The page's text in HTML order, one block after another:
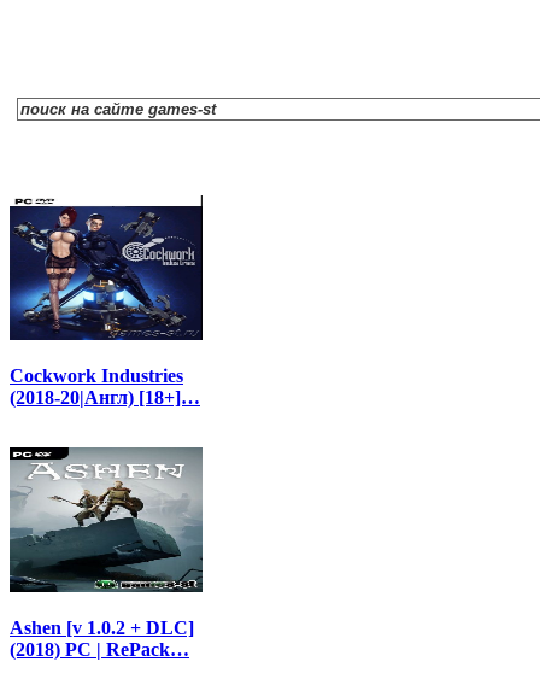
Cockwork Industries
(2018-20|Англ) [18+]…
Ashen [v 1.0.2 + DLC]
(2018) PC | RePack…